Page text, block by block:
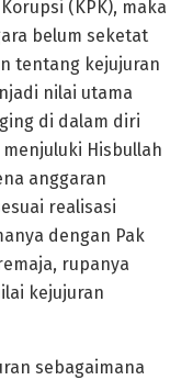
(KPK), maka
belum seketat
tentang kejujuran
nilai utama
di dalam diri
menjuluki Hisbullah
anggaran
realisasi
dengan Pak
rupanya
kejujuran
sebagaimana